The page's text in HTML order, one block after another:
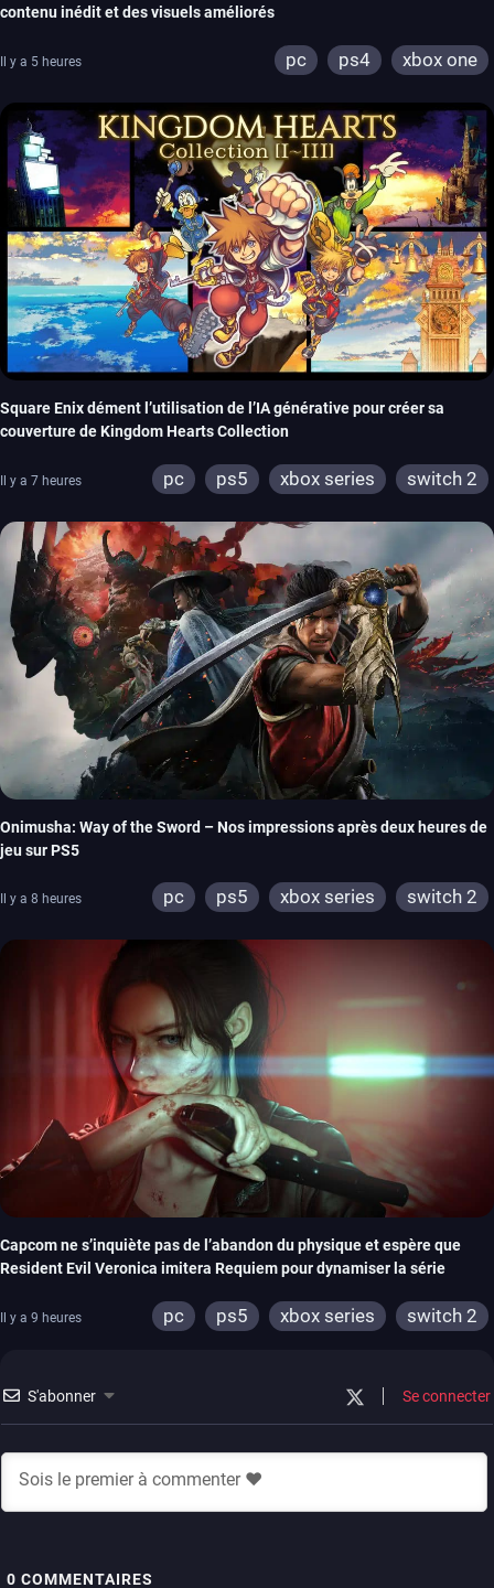
contenu inédit et des visuels améliorés
Il y a 5 heures pc ps4 xbox one
Square Enix dément l’utilisation de l’IA générative pour créer sa
couverture de Kingdom Hearts Collection
Il y a 7 heures pc ps5 xbox series switch 2
Onimusha: Way of the Sword – Nos impressions après deux heures de
jeu sur PS5
Il y a 8 heures pc ps5 xbox series switch 2
Capcom ne s’inquiète pas de l’abandon du physique et espère que
Resident Evil Veronica imitera Requiem pour dynamiser la série
Il y a 9 heures pc ps5 xbox series switch 2
S'abonner Se connecter
0 COMMENTAIRES